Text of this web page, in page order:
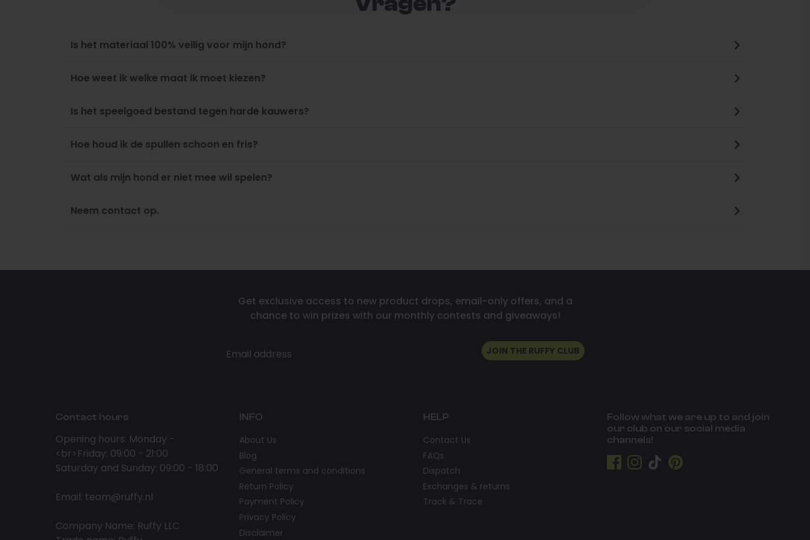
Is het materiaal 100% veilig voor mijn hond?
Hoe weet ik welke maat ik moet kiezen?
Is het speelgoed bestand tegen harde kauwers?
Hoe houd ik de spullen schoon en fris?
Wat als mijn hond er niet mee wil spelen?
Neem contact op.
Get exclusive access to new product drops, email-only offers, and a
chance to win prizes with our monthly contests and giveaways!
Email address JOIN THE RUFFY CLUB
Contact hours
Opening hours: Monday -
<br>Friday: 09:00 - 21:00
Saturday and Sunday: 09:00 - 18:00
Email: team@ruffy.nl
Company Name: Ruffy LLC
INFO
About Us
Blog
General terms and conditions
Return Policy
Payment Policy
Privacy Policy
Disclaimer
HELP
Contact Us
FAQs
Dispatch
Exchanges & returns
Track & Trace
Follow what we are up to and join
our club on our social media
channels!